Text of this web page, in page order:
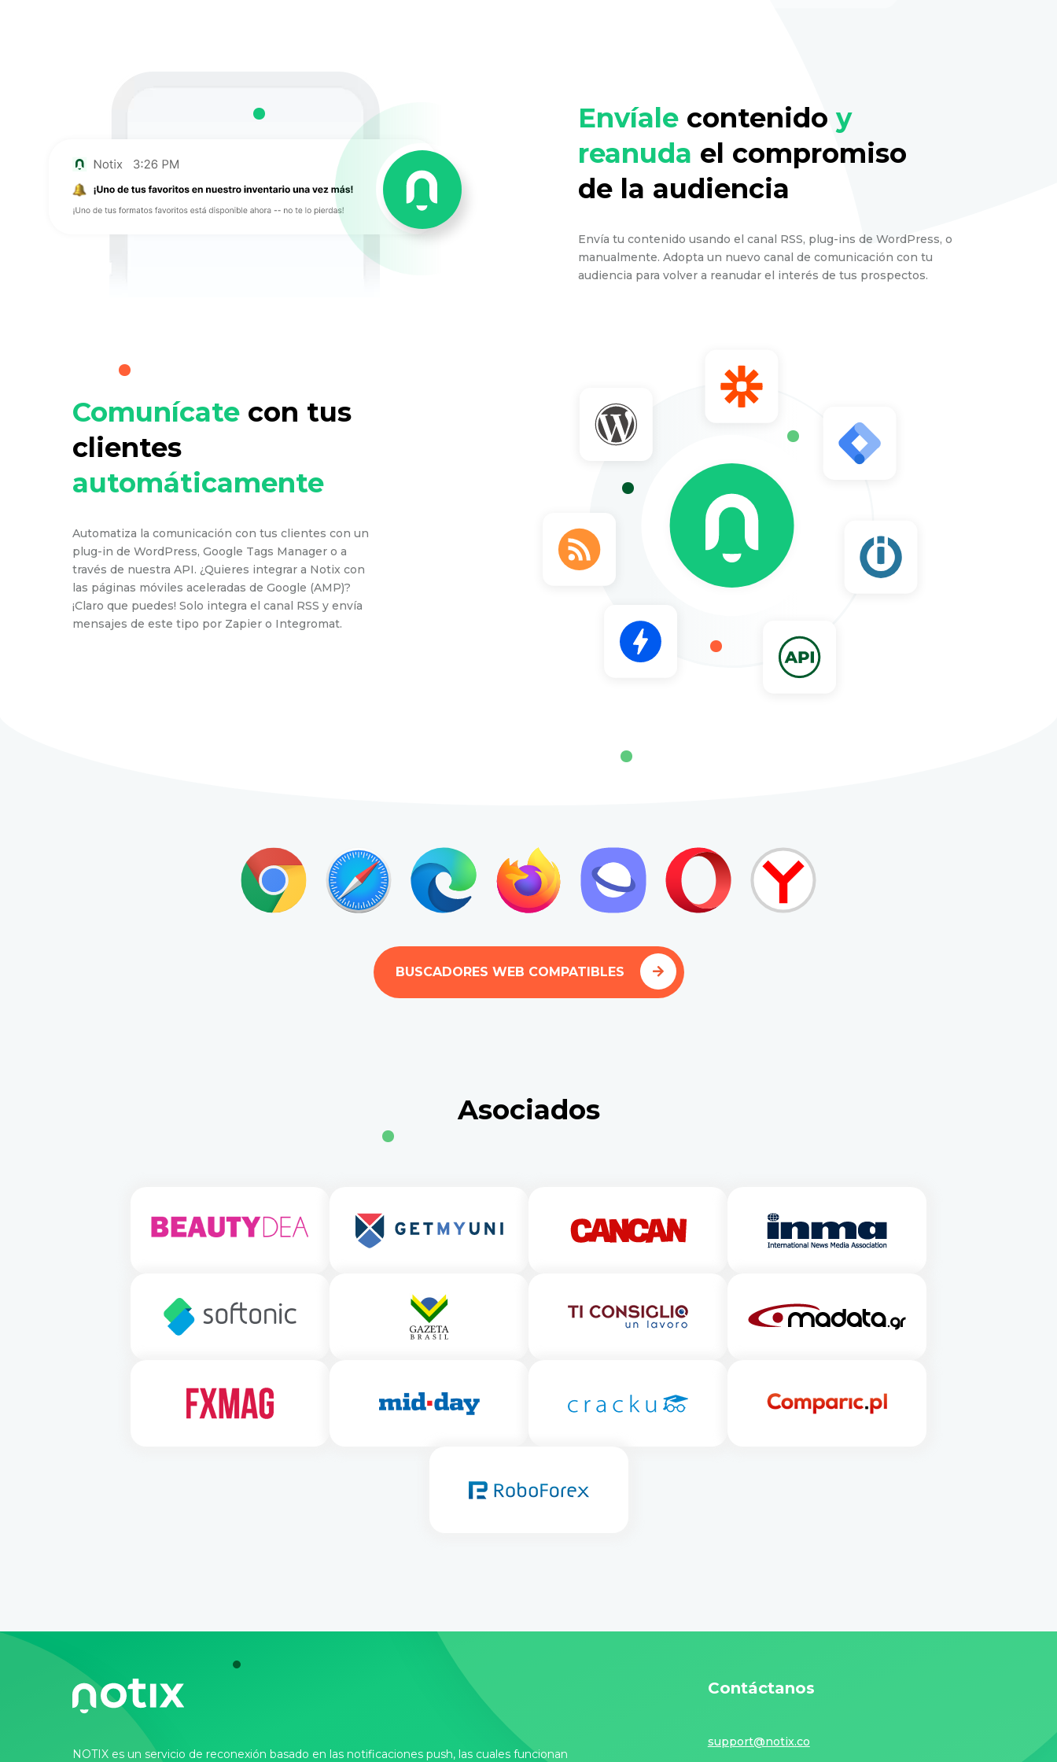
Envíale contenido y
reanuda el compromiso
de la audiencia
Envía tu contenido usando el canal RSS, plug-ins de WordPress, o
manualmente. Adopta un nuevo canal de comunicación con tu
audiencia para volver a reanudar el interés de tus prospectos.
Comunícate con tus
clientes
automáticamente
Automatiza la comunicación con tus clientes con un
plug-in de WordPress, Google Tags Manager o a
través de nuestra API. ¿Quieres integrar a Notix con
las páginas móviles aceleradas de Google (AMP)?
¡Claro que puedes! Solo integra el canal RSS y envía
mensajes de este tipo por Zapier o Integromat.
BUSCADORES WEB COMPATIBLES
Asociados
NOTIX es un servicio de reconexión basado en las notificaciones push, las cuales funcionan
Contáctanos
support@notix.co